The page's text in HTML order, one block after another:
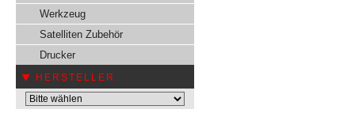
Werkzeug
Satelliten Zubehör
Drucker
HERSTELLER